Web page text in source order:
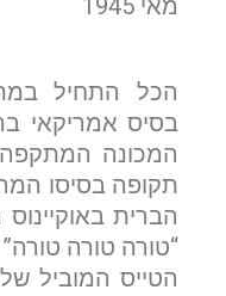
מאי 1945
הכל התחיל
המכונה
תקופה בסיסו
הברית
“טורה טורה
הטייס המוביל